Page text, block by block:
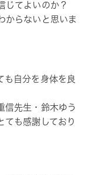
じてよいのか？
からないと思いま
も自分を身体を良
信先生・鈴木ゆう
ても感謝しており